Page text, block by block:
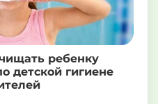
ребенку
детской гигиене